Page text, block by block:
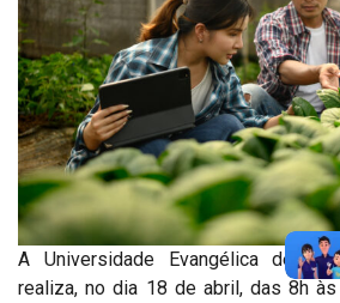
A Universidade Evangélica de
realiza, no dia 18 de abril, das 8h